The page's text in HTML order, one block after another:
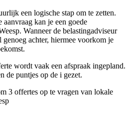
een logische stap om te zetten.
kan je een goede
Wanneer de belastingadviseur
achter, hiermee voorkom je
wordt vaak een afspraak ingepland.
de puntjes op de i gezet.
3 offertes op te vragen van lokale